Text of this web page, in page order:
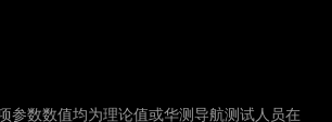
参数数值均为理论值或华测导航测试人员在